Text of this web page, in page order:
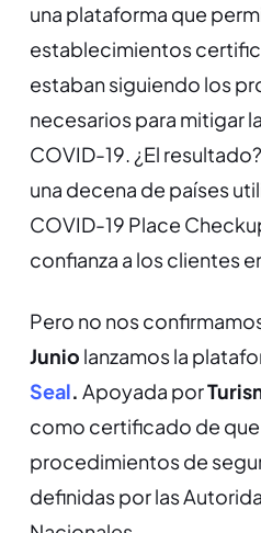
una plataforma que
establecimientos
estaban siguiendo los
necesarios para mitigar
COVID-19. ¿El
una decena de países
COVID-19 Place
confianza a los clientes
Pero no nos
Junio lanzamos la
Seal. Apoyada por
como certificado de que
procedimientos de
definidas por las